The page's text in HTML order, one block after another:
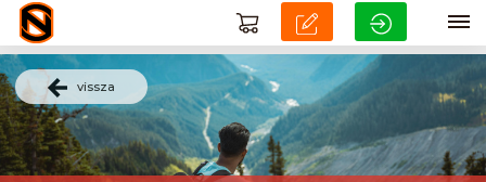
vissza